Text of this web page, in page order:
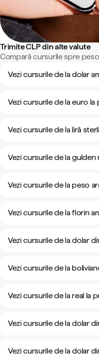
Trimite CLP din alte valute
Compară cursurile spre
Vezi cursurile de la dolar
Vezi cursurile de la euro la
Vezi cursurile de la liră
Vezi cursurile de la gulden
Vezi cursurile de la peso
Vezi cursurile de la florin
Vezi cursurile de la dolar
Vezi cursurile de la
Vezi cursurile de la real la
Vezi cursurile de la dolar
Vezi cursurile de la dolar